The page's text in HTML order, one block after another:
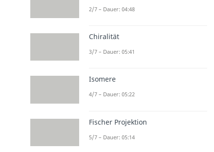
2/7 – Dauer: 04:48
Chiralität
3/7 – Dauer: 05:41
Isomere
4/7 – Dauer: 05:22
Fischer Projektion
5/7 – Dauer: 05:14